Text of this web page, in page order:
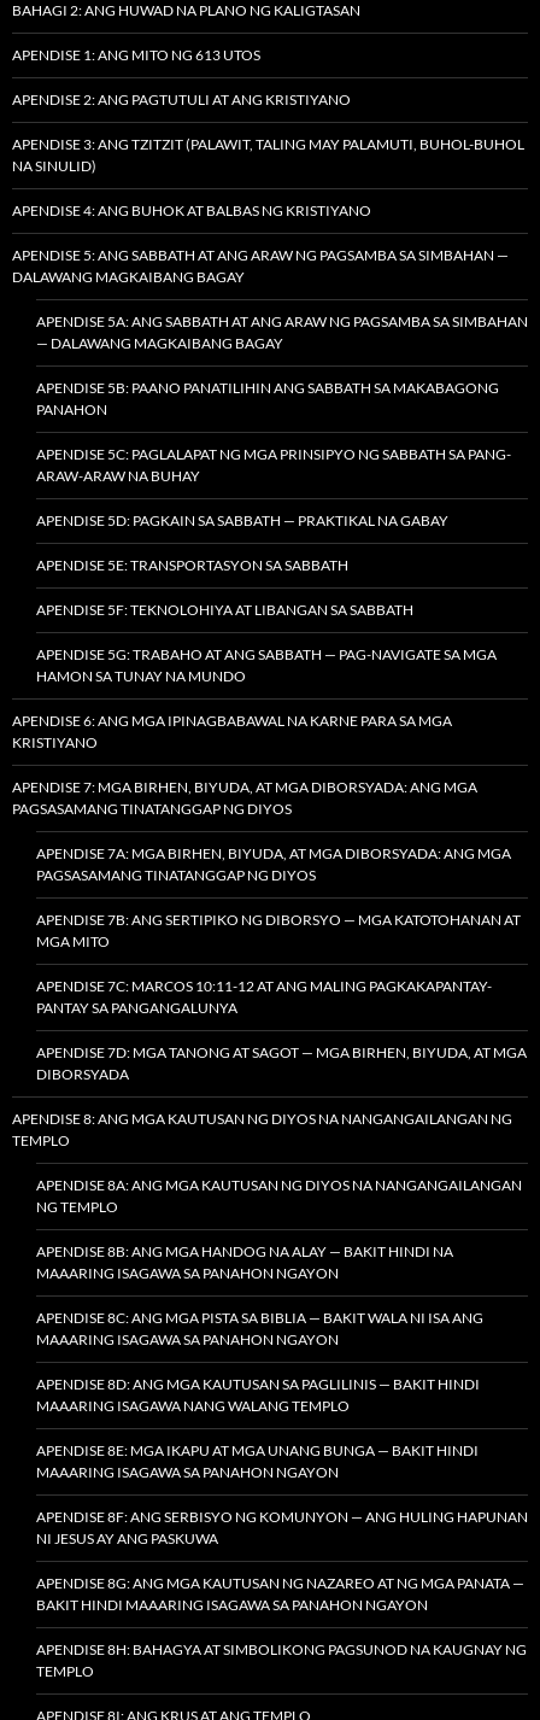
BAHAGI 2: ANG HUWAD NA PLANO NG KALIGTASAN
APENDISE 1: ANG MITO NG 613 UTOS
APENDISE 2: ANG PAGTUTULI AT ANG KRISTIYANO
APENDISE 3: ANG TZITZIT (PALAWIT, TALING MAY PALAMUTI, BUHOL-BUHOL
NA SINULID)
APENDISE 4: ANG BUHOK AT BALBAS NG KRISTIYANO
APENDISE 5: ANG SABBATH AT ANG ARAW NG PAGSAMBA SA SIMBAHAN —
DALAWANG MAGKAIBANG BAGAY
APENDISE 5A: ANG SABBATH AT ANG ARAW NG PAGSAMBA SA SIMBAHAN
— DALAWANG MAGKAIBANG BAGAY
APENDISE 5B: PAANO PANATILIHIN ANG SABBATH SA MAKABAGONG
PANAHON
APENDISE 5C: PAGLALAPAT NG MGA PRINSIPYO NG SABBATH SA PANG-
ARAW-ARAW NA BUHAY
APENDISE 5D: PAGKAIN SA SABBATH — PRAKTIKAL NA GABAY
APENDISE 5E: TRANSPORTASYON SA SABBATH
APENDISE 5F: TEKNOLOHIYA AT LIBANGAN SA SABBATH
APENDISE 5G: TRABAHO AT ANG SABBATH — PAG-NAVIGATE SA MGA
HAMON SA TUNAY NA MUNDO
APENDISE 6: ANG MGA IPINAGBABAWAL NA KARNE PARA SA MGA
KRISTIYANO
APENDISE 7: MGA BIRHEN, BIYUDA, AT MGA DIBORSYADA: ANG MGA
PAGSASAMANG TINATANGGAP NG DIYOS
APENDISE 7A: MGA BIRHEN, BIYUDA, AT MGA DIBORSYADA: ANG MGA
PAGSASAMANG TINATANGGAP NG DIYOS
APENDISE 7B: ANG SERTIPIKO NG DIBORSYO — MGA KATOTOHANAN AT
MGA MITO
APENDISE 7C: MARCOS 10:11-12 AT ANG MALING PAGKAKAPANTAY-
PANTAY SA PANGANGALUNYA
APENDISE 7D: MGA TANONG AT SAGOT — MGA BIRHEN, BIYUDA, AT MGA
DIBORSYADA
APENDISE 8: ANG MGA KAUTUSAN NG DIYOS NA NANGANGAILANGAN NG
TEMPLO
APENDISE 8A: ANG MGA KAUTUSAN NG DIYOS NA NANGANGAILANGAN
NG TEMPLO
APENDISE 8B: ANG MGA HANDOG NA ALAY — BAKIT HINDI NA
MAAARING ISAGAWA SA PANAHON NGAYON
APENDISE 8C: ANG MGA PISTA SA BIBLIA — BAKIT WALA NI ISA ANG
MAAARING ISAGAWA SA PANAHON NGAYON
APENDISE 8D: ANG MGA KAUTUSAN SA PAGLILINIS — BAKIT HINDI
MAAARING ISAGAWA NANG WALANG TEMPLO
APENDISE 8E: MGA IKAPU AT MGA UNANG BUNGA — BAKIT HINDI
MAAARING ISAGAWA SA PANAHON NGAYON
APENDISE 8F: ANG SERBISYO NG KOMUNYON — ANG HULING HAPUNAN
NI JESUS AY ANG PASKUWA
APENDISE 8G: ANG MGA KAUTUSAN NG NAZAREO AT NG MGA PANATA —
BAKIT HINDI MAAARING ISAGAWA SA PANAHON NGAYON
APENDISE 8H: BAHAGYA AT SIMBOLIKONG PAGSUNOD NA KAUGNAY NG
TEMPLO
APENDISE 8I: ANG KRUS AT ANG TEMPLO